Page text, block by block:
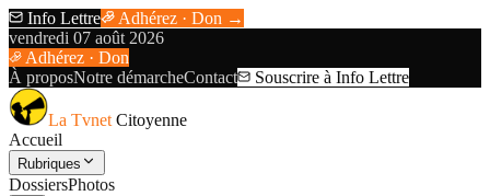
Info Lettre
Adhérez · Don →
vendredi 07 août 2026
Adhérez · Don
À proposNotre démarcheContact Souscrire à Info Lettre
La Tvnet Citoyenne
Accueil
Rubriques
DossiersPhotos